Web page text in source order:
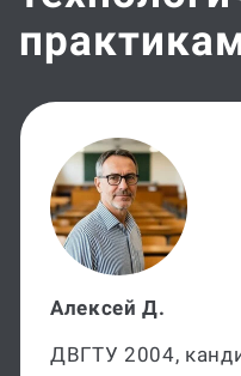
Алексей Д.
ДВГТУ 2004,